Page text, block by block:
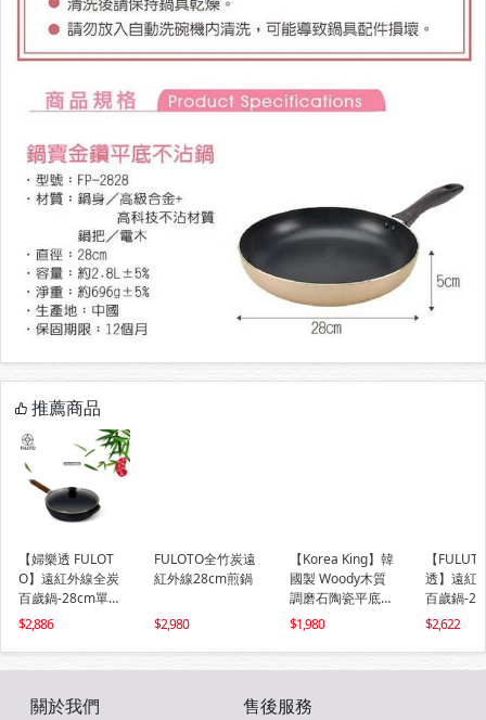
推薦商品
【婦樂透 FULOT
O】遠紅外線全炭
百歲鍋-28cm單柄
煎煮鍋 平底鍋 附
鍋蓋(IH爐可用鍋)
2,886
FULOTO全竹炭遠
紅外線28cm煎鍋
2,980
【Korea King】韓
國製 Woody木質
調磨石陶瓷平底深
鍋(26cm) (IH可)
1,980
【
透】遠紅
百歲鍋-
平煎鍋/1
2,622
關於我們 售後服務